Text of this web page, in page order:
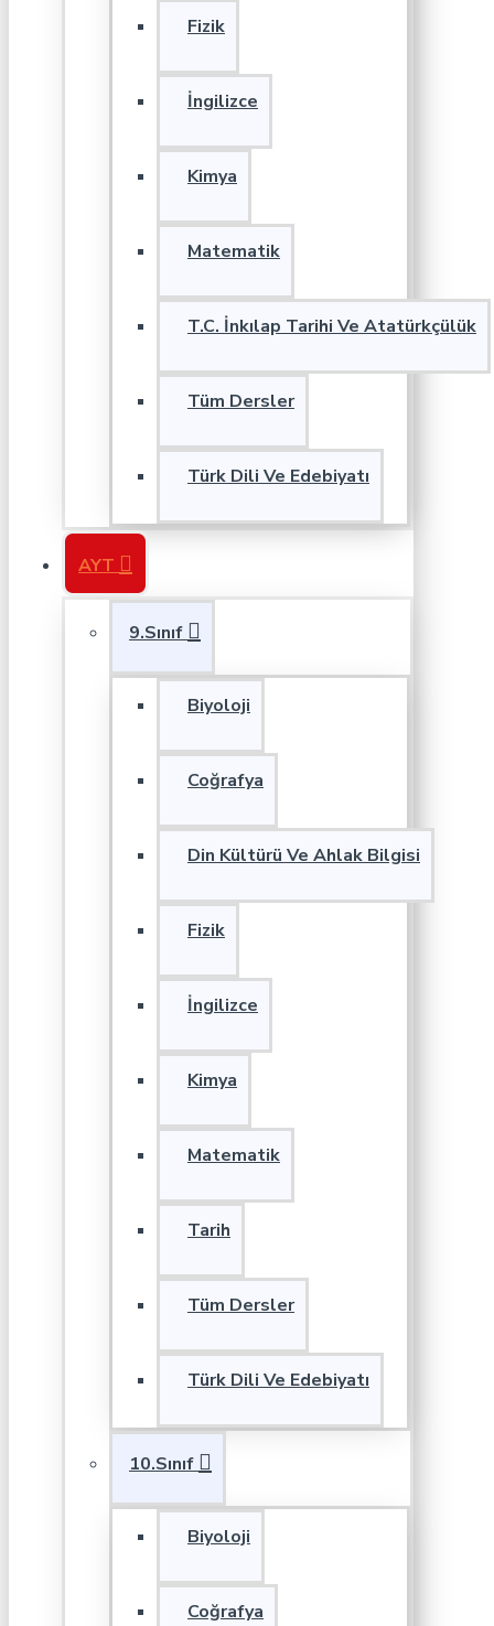
Fizik
İngilizce
Kimya
Matematik
T.C. İnkılap Tarihi Ve Atatürkçülük
Tüm Dersler
Türk Dili Ve Edebiyatı
AYT
9.Sınıf
Biyoloji
Coğrafya
Din Kültürü Ve Ahlak Bilgisi
Fizik
İngilizce
Kimya
Matematik
Tarih
Tüm Dersler
Türk Dili Ve Edebiyatı
10.Sınıf
Biyoloji
Coğrafya